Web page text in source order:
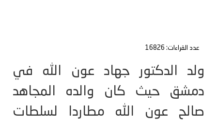
عدد القراءات: 16826
ولد الدكتور جهاد عون الله في
دمشق حيث كان والده المجاهد
صالح عون الله مطاردا لسلطات